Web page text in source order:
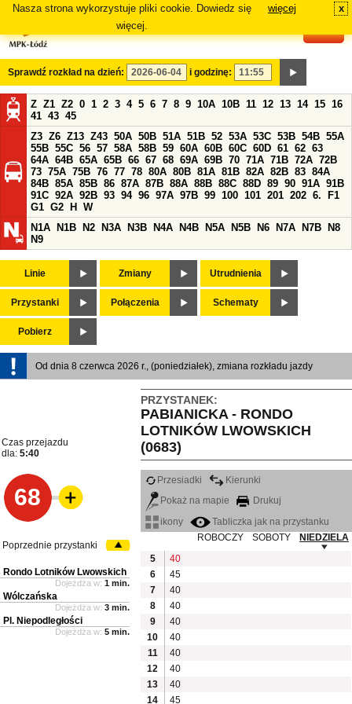
Nasza strona wykorzystuje pliki cookie. Dowiedz się
więcej.
więcej x
Sprawdź rozkład na dzień: i godzinę:
Z Z1 Z2 0 1 2 3 4 5 6 7 8 9 10A 10B 11 12 13 14 15 16
41 43 45
Z3 Z6 Z13 Z43 50A 50B 51A 51B 52 53A 53C 53B 54B 55A
55B 55C 56 57 58A 58B 59 60A 60B 60C 60D 61 62 63
64A 64B 65A 65B 66 67 68 69A 69B 70 71A 71B 72A 72B
73 75A 75B 76 77 78 80A 80B 81A 81B 82A 82B 83 84A
84B 85A 85B 86 87A 87B 88A 88B 88C 88D 89 90 91A 91B
91C 92A 92B 93 94 96 97A 97B 99 100 101 201 202 6.
F1
G1 G2 H
W
N1A
N1B N2 N3A N3B N4A N4B N5A N5B N6 N7A N7B
N8
N9
Linie Zmiany Utrudnienia
Przystanki Połączenia Schematy
Pobierz
Od dnia 8 czerwca 2026 r., (poniedziałek), zmiana rozkładu jazdy
PRZYSTANEK:
PABIANICKA - RONDO
LOTNIKÓW LWOWSKICH
(0683)
Czas przejazdu
dla: 5:40
68
Przesiadki
Kierunki
Pokaż na mapie
Drukuj
ikony
Tabliczka jak na przystanku
ROBOCZY
SOBOTY
NIEDZIELA
5
40
6
45
7
40
8
40
9
40
10
40
11
40
12
40
13
40
14
45
Poprzednie przystanki
Rondo Lotników Lwowskich
Dojeżdża w: 1 min.
Wólczańska
Dojeżdża w: 3 min.
Pl. Niepodległości
Dojeżdża w: 5 min.